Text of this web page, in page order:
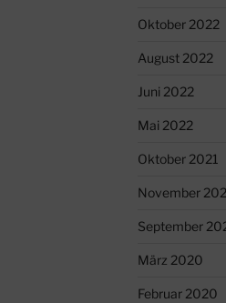
Oktober 2022
August 2022
Juni 2022
Mai 2022
Oktober 2021
November
September
März 2020
Februar 2020